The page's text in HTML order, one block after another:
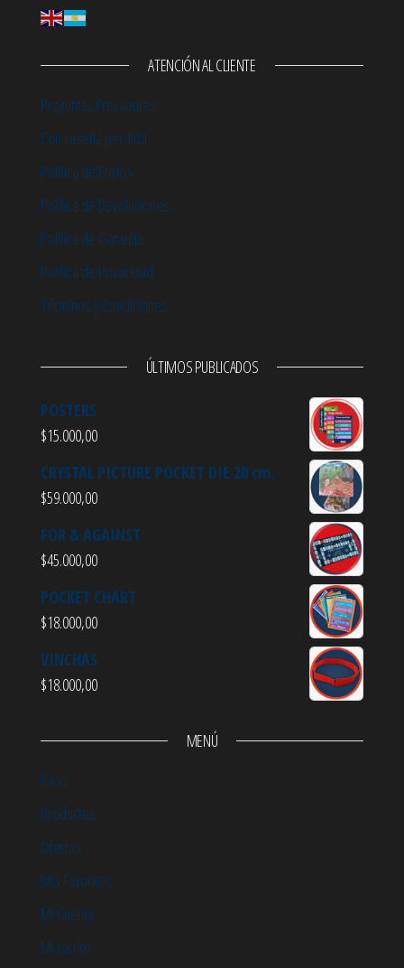
ATENCIÓN AL CLIENTE
Preguntas Frecuentes
Contraseña perdida
Política de Envíos
Política de Devoluciones
Política de Garantía
Política de Privacidad
Términos y Condiciones
ÚLTIMOS PUBLICADOS
POSTERS
$15.000,00
CRYSTAL PICTURE POCKET DIE 20 cm.
$59.000,00
FOR & AGAINST
$45.000,00
POCKET CHART
$18.000,00
VINCHAS
$18.000,00
MENÚ
Inicio
Productos
Ofertas
Mis Favoritos
Mi Cuenta
Mi carrito